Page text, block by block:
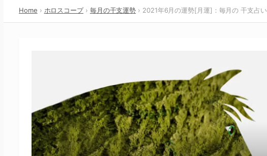
Home ホロスコープ 毎月の干支運勢 2021年6月の運勢[月運]：毎月の 干支占い